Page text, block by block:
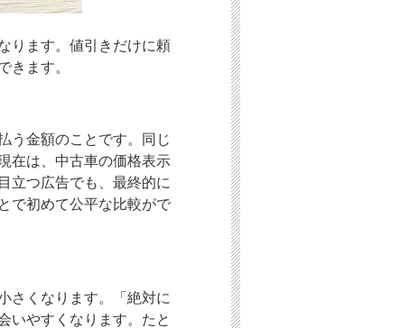
ります。値引きだけに頼
きます。
う金額のことです。同じ
在は、中古車の価格表示
立つ広告でも、最終的に
で初めて公平な比較がで
さくなります。「絶対に
いやすくなります。たと